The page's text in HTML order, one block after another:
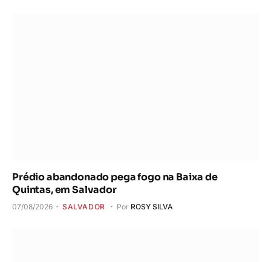
Prédio abandonado pega fogo na Baixa de
Quintas, em Salvador
07/08/2026 SALVADOR Por ROSY SILVA